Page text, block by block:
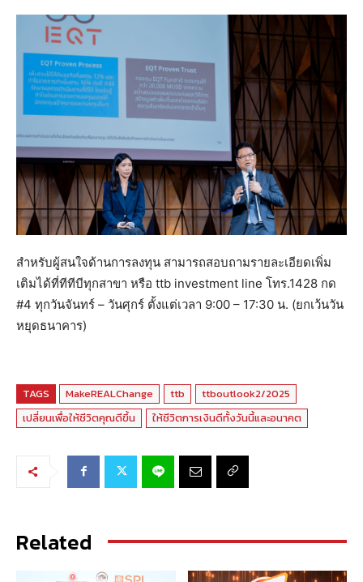
สำหรับผู้สนใจด้านการลงทุน สามารถสอบถามรายละเอียดเพิ่ม
เติมได้ที่ทีทีบีทุกสาขา หรือ ttb investment line โทร.1428 กด
#4 ทุกวันจันทร์ – วันศุกร์ ตั้งแต่เวลา 9:00 – 17:30 น. (ยกเว้นวัน
หยุดธนาคาร)
TAGS MakeREALChange ttb
ttboutlook2/2025
เปลี่ยนเพื่อให้ชีวิตคุณดีขึ้น
ให้ชีวิตการเงินดีทั้งวันนี้และอนาคต
Related